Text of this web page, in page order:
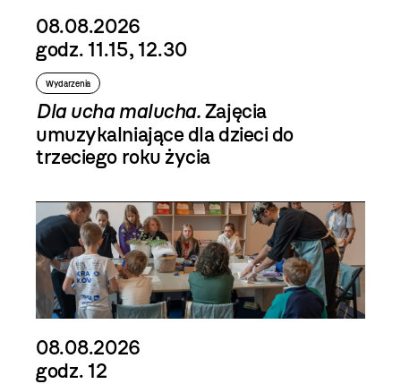
08.08.2026
godz. 11.15, 12.30
Wydarzenia
Dla ucha malucha.Zajęcia
umuzykalniające dla dzieci do
trzeciego roku życia
08.08.2026
godz. 12